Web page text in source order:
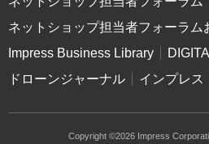
ネットショップ担当者フォーラム
Impress Business Library
ドローンジャーナル
インプレス
Copyright ©2026 Impress